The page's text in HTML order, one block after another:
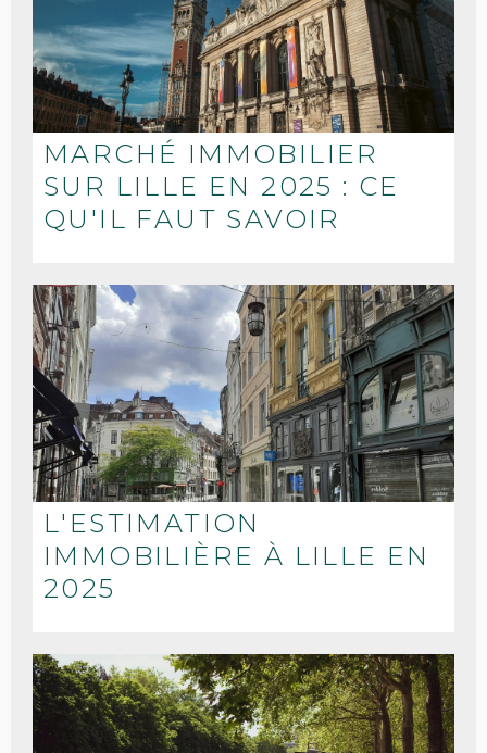
MARCHÉ IMMOBILIER
SUR LILLE EN 2025 : CE
QU'IL FAUT SAVOIR
L'ESTIMATION
IMMOBILIÈRE À LILLE EN
2025